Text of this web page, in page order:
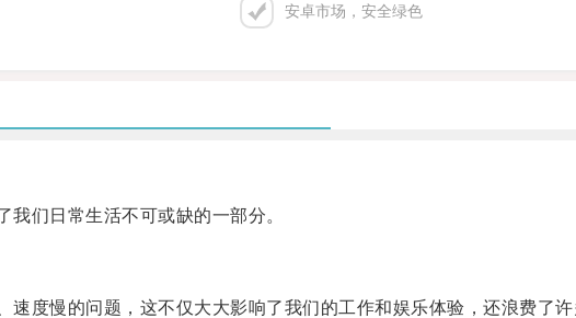
安卓市场，安全绿色
们日常生活不可或缺的一部分。
度慢的问题，这不仅大大影响了我们的工作和娱乐体验，还浪费了